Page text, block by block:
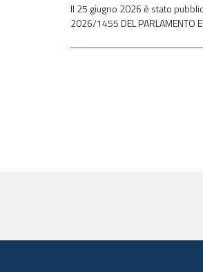
Il 25 giugno 2026 è stato
2026/1455 DEL PARLAMENTO